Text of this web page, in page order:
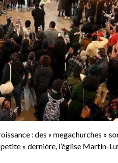
: des « megachurches »
» dernière, l’église Martin-